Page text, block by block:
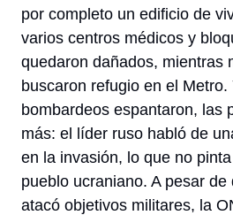
por completo un edificio de
varios centros médicos y
quedaron dañados, mientras
buscaron refugio en el Metro.
bombardeos espantaron, las
más: el líder ruso habló de
en la invasión, lo que no
pueblo ucraniano. A pesar
atacó objetivos militares, la